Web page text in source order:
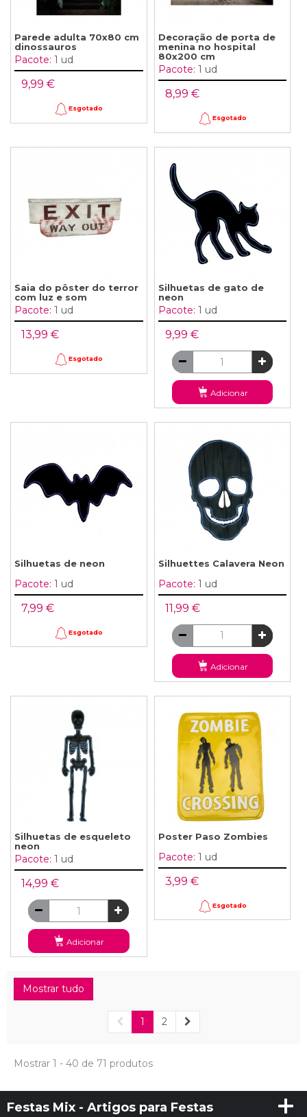
Parede adulta 70x80 cm
dinossauros
Pacote: 1 ud
9,99 €
Esgotado
Decoração de porta de
menina no hospital
80x200 cm
Pacote: 1 ud
8,99 €
Esgotado
Saia do pôster do terror
com luz e som
Pacote: 1 ud
13,99 €
Esgotado
Silhuetas de gato de
neon
Pacote: 1 ud
9,99 €
Adicionar
Silhuetas de neon
Pacote: 1 ud
7,99 €
Esgotado
Silhuettes Calavera Neon
Pacote: 1 ud
11,99 €
Adicionar
Silhuetas de esqueleto
neon
Pacote: 1 ud
14,99 €
Adicionar
Poster Paso Zombies
Pacote: 1 ud
3,99 €
Esgotado
Mostrar tudo
1 2
Mostrar 1 - 40 de 71 produtos
Festas Mix - Artigos para Festas